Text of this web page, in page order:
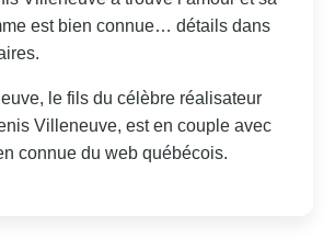
est bien connue… détails dans
le fils du célèbre réalisateur
Villeneuve, est en couple avec
connue du web québécois.